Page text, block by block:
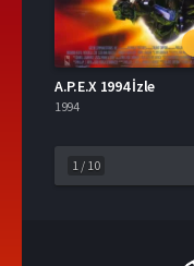
A.P.E.X 1994 İzle
1994
1 / 10